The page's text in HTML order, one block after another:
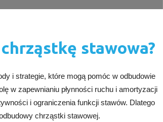
stawowa?
i strategie, które mogą pomóc w odbudowie
w zapewnianiu płynności ruchu i amortyzacji
i ograniczenia funkcji stawów. Dlatego
chrząstki stawowej.